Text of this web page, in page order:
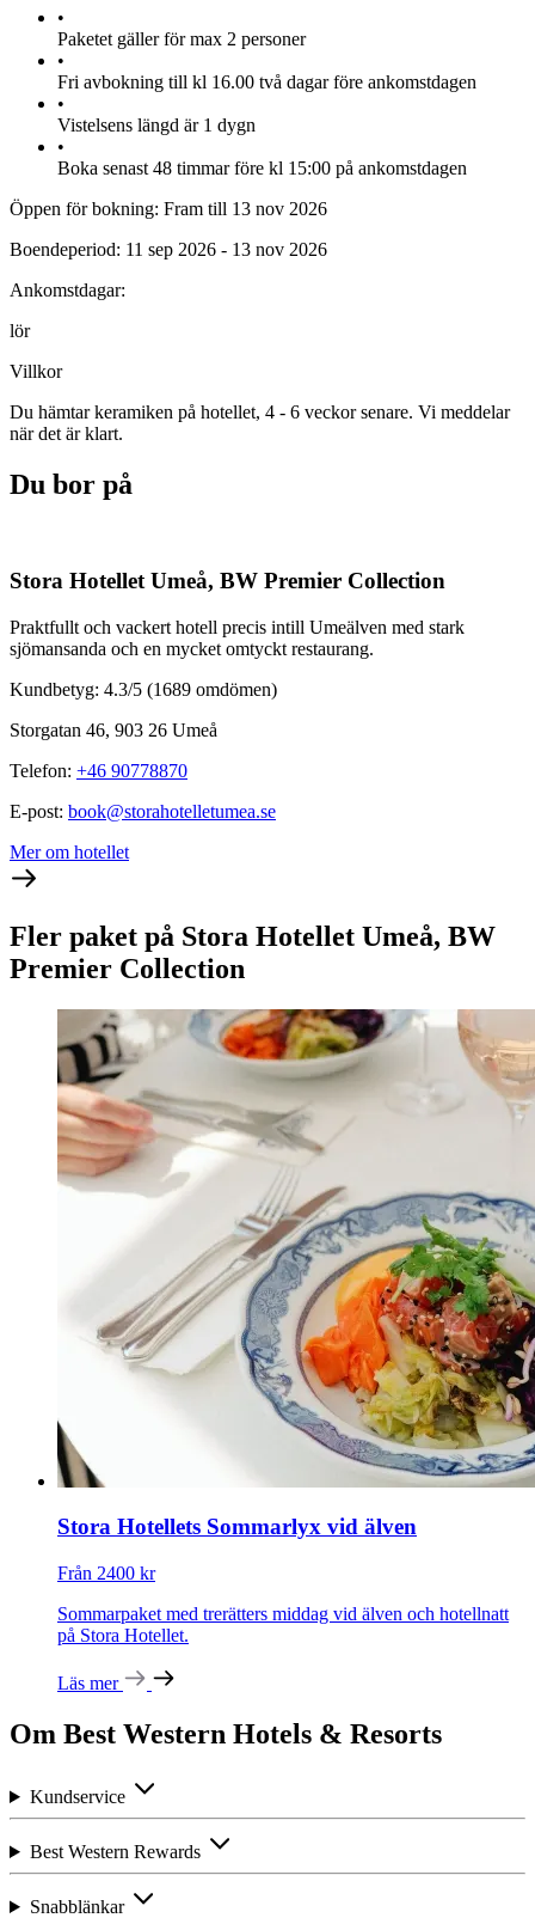
•
Paketet gäller för max 2 personer
•
Fri avbokning till kl 16.00 två dagar före ankomstdagen
•
Vistelsens längd är 1 dygn
•
Boka senast 48 timmar före kl 15:00 på ankomstdagen
Öppen för bokning: Fram till 13 nov 2026
Boendeperiod: 11 sep 2026 - 13 nov 2026
Ankomstdagar:
lör
Villkor
Du hämtar keramiken på hotellet, 4 - 6 veckor senare. Vi meddelar
när det är klart.
Du bor på
Stora Hotellet Umeå, BW Premier Collection
Praktfullt och vackert hotell precis intill Umeälven med stark
sjömansanda och en mycket omtyckt restaurang.
Kundbetyg: 4.3/5 (1689 omdömen)
Storgatan 46, 903 26 Umeå
Telefon: +46 90778870
E-post: book@storahotelletumea.se
Mer om hotellet
Fler paket på Stora Hotellet Umeå, BW
Premier Collection
Stora Hotellets Sommarlyx vid älven
Från 2400 kr
Sommarpaket med trerätters middag vid älven och hotellnatt
på Stora Hotellet.
Läs mer
Om Best Western Hotels & Resorts
Kundservice
Best Western Rewards
Snabblänkar